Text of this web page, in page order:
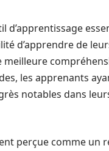
d’apprentissage
d’apprendre de
les apprenants
notables dans
perçue comme un